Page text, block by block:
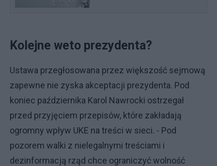
Kolejne weto prezydenta?
Ustawa przegłosowana przez większość sejmową
zapewne nie zyska akceptacji prezydenta. Pod
koniec października Karol Nawrocki ostrzegał
przed przyjęciem przepisów, które zakładają
ogromny wpływ UKE na treści w sieci. - Pod
pozorem walki z nielegalnymi treściami i
dezinformacją rząd chce ograniczyć wolność